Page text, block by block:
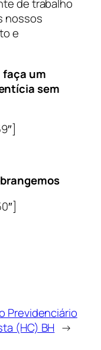
de trabalho
nossos
e
um
sem
Previdenciário
(HC) BH →